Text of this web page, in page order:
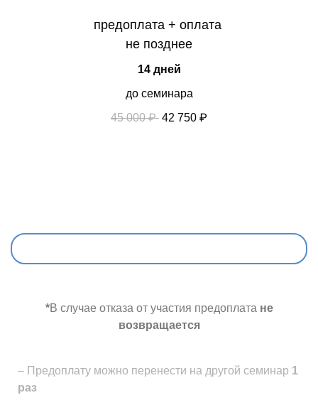
предоплата + оплата
не позднее
14 дней
до семинара
45 000 ₽ 42 750 ₽
*В случае отказа от участия предоплата не
возвращается
– Предоплату можно перенести на другой семинар 1
раз